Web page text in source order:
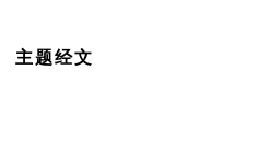
主题经文